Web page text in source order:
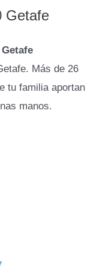
Getafe
Más de 26
tu familia aportan
manos.